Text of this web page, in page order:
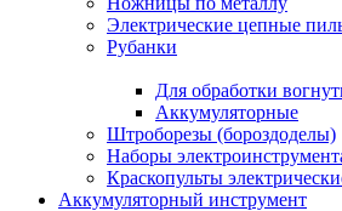
Электрические цепные
Рубанки
Для обработки
Аккумуляторные
Штроборезы (бороздоделы)
Наборы
Краскопульты
Аккумуляторный инструмент